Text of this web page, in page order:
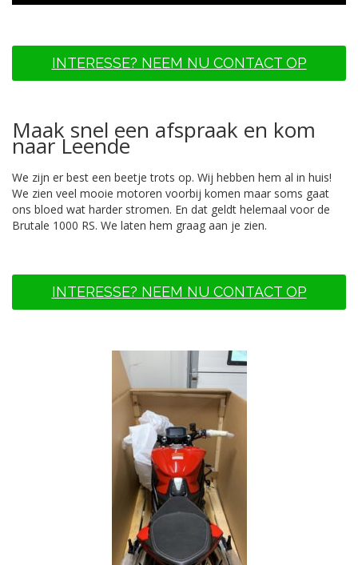
INTERESSE? NEEM NU CONTACT OP
Maak snel een afspraak en kom
naar Leende
We zijn er best een beetje trots op. Wij hebben hem al in huis!
We zien veel mooie motoren voorbij komen maar soms gaat
ons bloed wat harder stromen. En dat geldt helemaal voor de
Brutale 1000 RS. We laten hem graag aan je zien.
INTERESSE? NEEM NU CONTACT OP